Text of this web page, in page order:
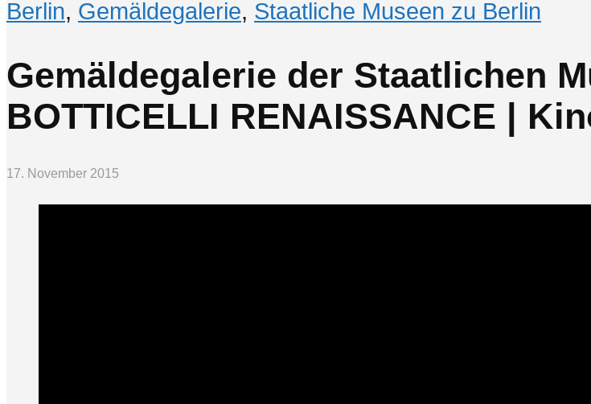
Berlin, Gemäldegalerie, Staatliche Museen zu Berlin
Gemäldegalerie der Staatlichen
BOTTICELLI RENAISSANCE |
17. November 2015